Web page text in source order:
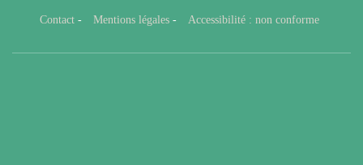
Contact - Mentions légales - Accessibilité : non conforme